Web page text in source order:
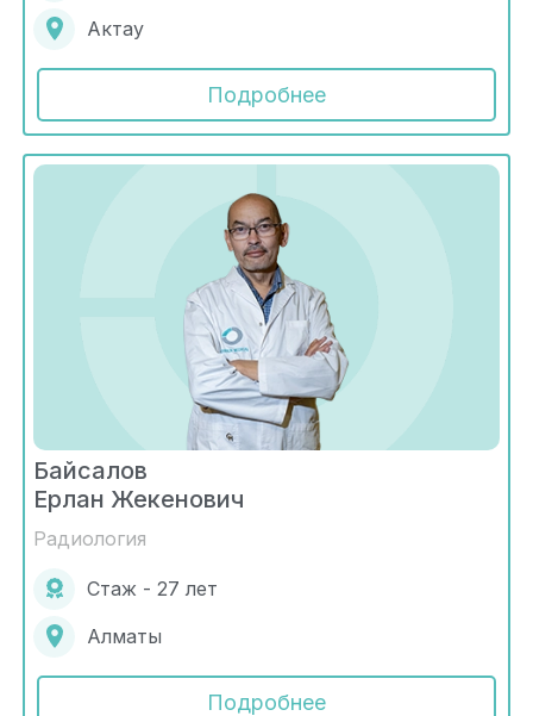
Актау
Подробнее
Байсалов
Ерлан Жекенович
Радиология
Стаж - 27 лет
Алматы
Подробнее